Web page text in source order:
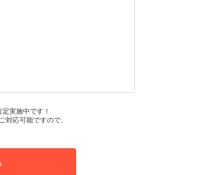
実施中です！
対応可能ですので、